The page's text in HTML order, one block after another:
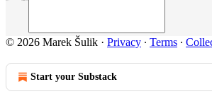
© 2026 Marek Šulik · Privacy ∙ Terms ∙
Start your Substack